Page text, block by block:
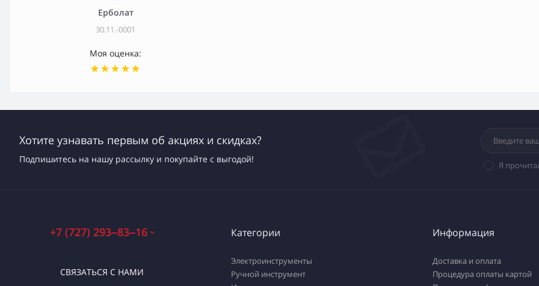
Ерболат
30.11.-0001
Моя оценка:
Хотите узнавать первым об акциях и скидках?
Подпишитесь на нашу рассылку и покупайте с выгодой!
Я
+7 (727) 293‒83‒16
СВЯЗАТЬСЯ С НАМИ
Категории
Электроинструменты
Ручной инструмент
Информация
Доставка и оплата
Процедура оплаты картой